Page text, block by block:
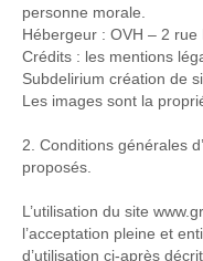
personne morale.
Hébergeur : OVH – 2
Crédits : les mentions
Subdelirium création de
Les images sont la
2. Conditions générales
proposés.
L’utilisation du site
l’acceptation pleine et
d’utilisation ci-après